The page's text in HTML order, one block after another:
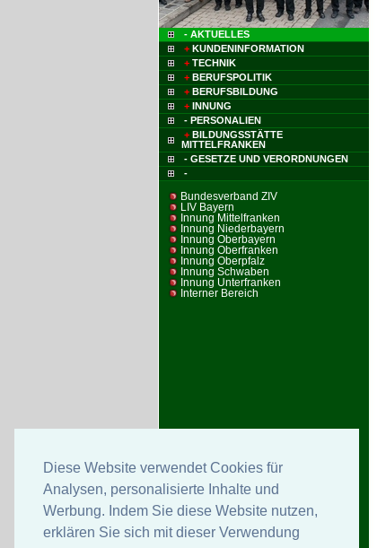
Diese Website verwendet Cookies für
Analysen, personalisierte Inhalte und
Werbung. Indem Sie diese Website nutzen,
erklären Sie sich mit dieser Verwendung
- AKTUELLES
+ KUNDENINFORMATION
+ TECHNIK
+ BERUFSPOLITIK
+ BERUFSBILDUNG
+ INNUNG
- PERSONALIEN
+ BILDUNGSSTÄTTE
MITTELFRANKEN
- GESETZE UND VERORDNUNGEN
-
Bundesverband ZIV
LIV Bayern
Innung Mittelfranken
Innung Niederbayern
Innung Oberbayern
Innung Oberfranken
Innung Oberpfalz
Innung Schwaben
Innung Unterfranken
Interner Bereich